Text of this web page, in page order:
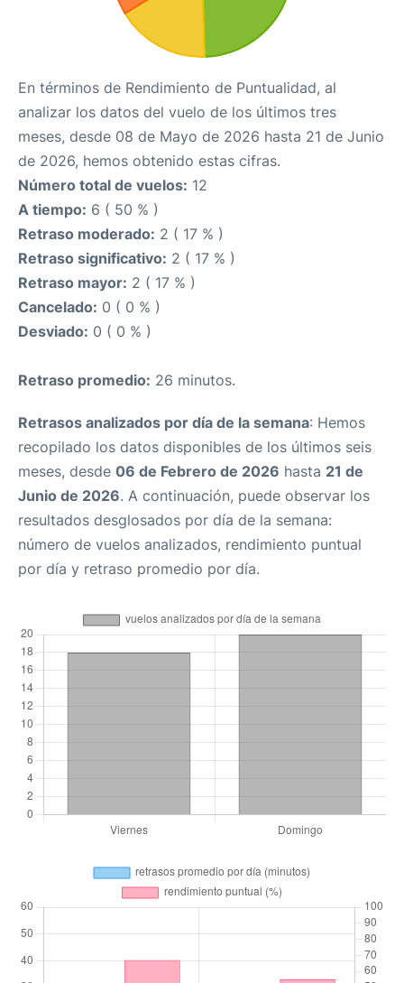
En términos de Rendimiento de Puntualidad, al
analizar los datos del vuelo de los últimos tres
meses, desde 08 de Mayo de 2026 hasta 21 de Junio
de 2026, hemos obtenido estas cifras.
Número total de vuelos: 12
A tiempo: 6 ( 50 % )
Retraso moderado: 2 ( 17 % )
Retraso significativo: 2 ( 17 % )
Retraso mayor: 2 ( 17 % )
Cancelado: 0 ( 0 % )
Desviado: 0 ( 0 % )
Retraso promedio: 26 minutos.
Retrasos analizados por día de la semana: Hemos
recopilado los datos disponibles de los últimos seis
meses, desde 06 de Febrero de 2026 hasta 21 de
Junio de 2026. A continuación, puede observar los
resultados desglosados por día de la semana:
número de vuelos analizados, rendimiento puntual
por día y retraso promedio por día.